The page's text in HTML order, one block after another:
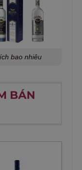
bao nhiêu
BÁN